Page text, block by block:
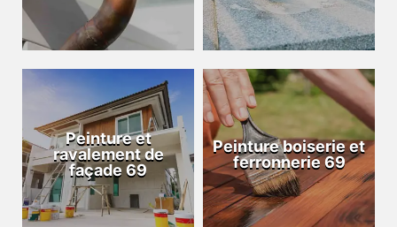
Peinture et
ravalement de
façade 69
Peinture boiserie et
ferronnerie 69